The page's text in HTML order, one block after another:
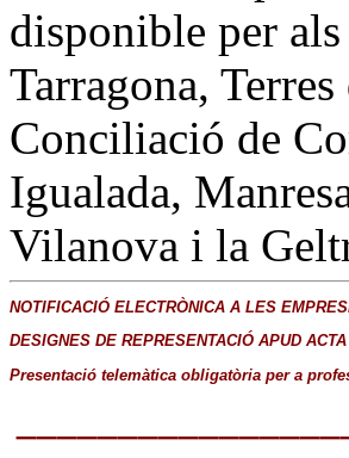
disponible per
Tarragona,
Conciliació de
Igualada,
Vilanova i la
NOTIFICACIÓ ELECTRÒNICA A LES
DESIGNES DE REPRESENTACIÓ APUD
Presentació telemàtica obligatòria per a